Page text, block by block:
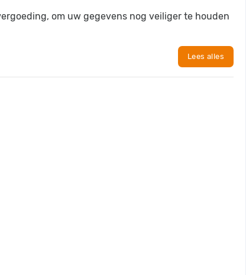
om uw gegevens nog veiliger te houden
Lees alles